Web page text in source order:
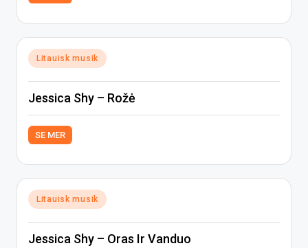
Posted
in
Litauisk musik
Jessica Shy – Rožė
SE MER
Posted
in
Litauisk musik
Jessica Shy – Oras Ir Vanduo